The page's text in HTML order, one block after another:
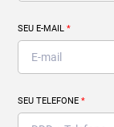
SEU E-MAIL*
SEU TELEFONE*